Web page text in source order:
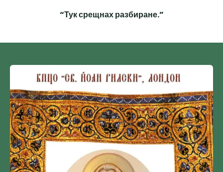
“Тук срещнах разбиране.”